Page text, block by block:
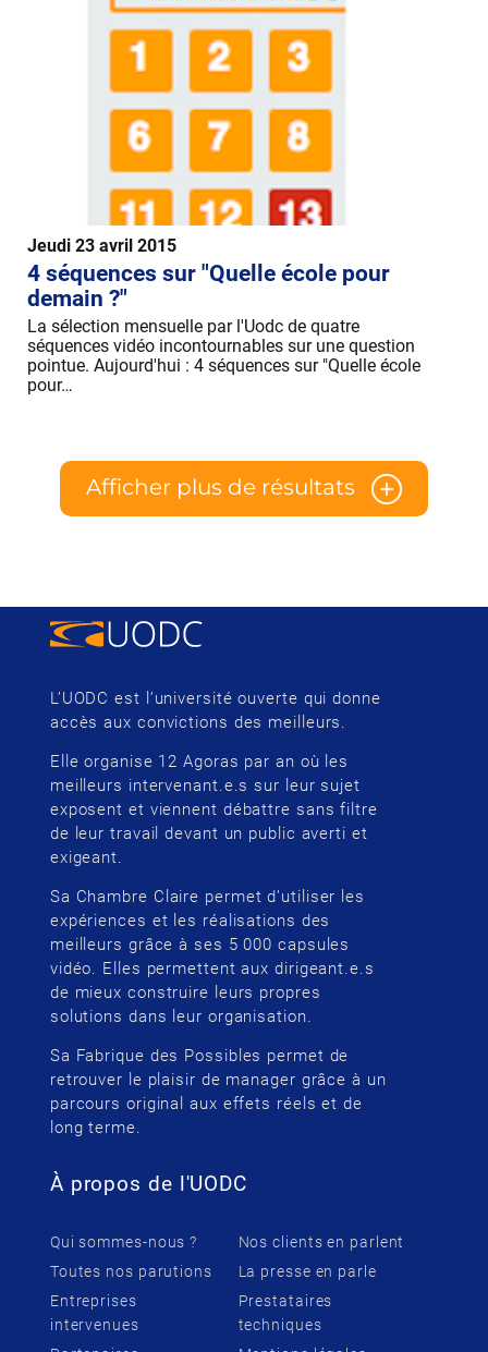
Jeudi 23 avril 2015
4 séquences sur "Quelle école pour
demain ?"
La sélection mensuelle par l'Uodc de quatre
séquences vidéo incontournables sur une question
pointue. Aujourd'hui : 4 séquences sur "Quelle école
pour…
Afficher plus de résultats
L’UODC est l’université ouverte qui donne
accès aux convictions des meilleurs.
Elle organise 12 Agoras par an où les
meilleurs intervenant.e.s sur leur sujet
exposent et viennent débattre sans filtre
de leur travail devant un public averti et
exigeant.
Sa Chambre Claire permet d’utiliser les
expériences et les réalisations des
meilleurs grâce à ses 5 000 capsules
vidéo. Elles permettent aux dirigeant.e.s
de mieux construire leurs propres
solutions dans leur organisation.
Sa Fabrique des Possibles permet de
retrouver le plaisir de manager grâce à un
parcours original aux effets réels et de
long terme.
À propos de l'UODC
Qui sommes-nous ?
Toutes nos parutions
Entreprises
intervenues
Nos clients en parlent
La presse en parle
Prestataires
techniques